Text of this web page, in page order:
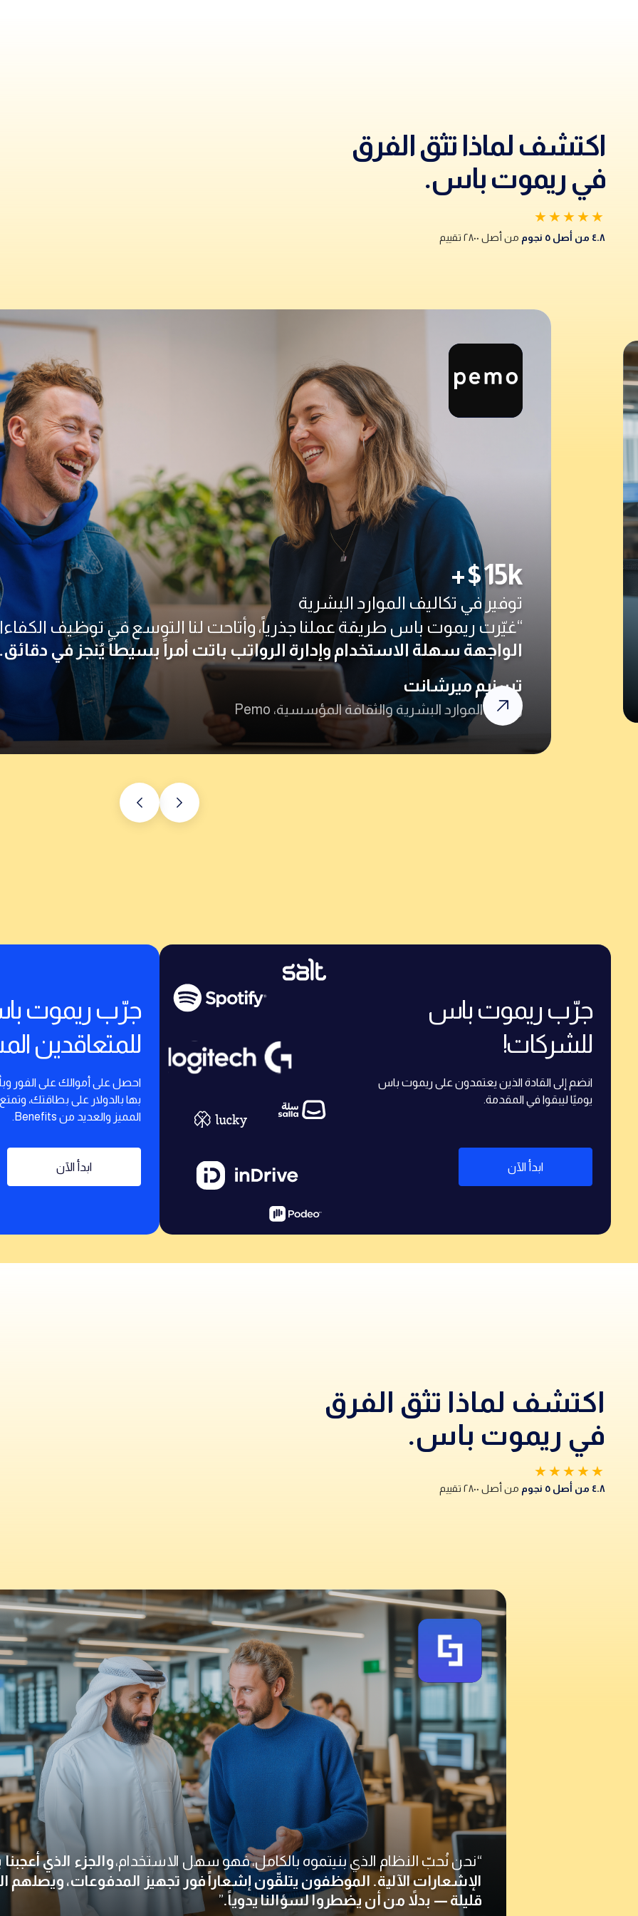
اكتشف لماذا تثق الفرق
في ريموت باس.
★★★★★
٤.٨ من أصل ٥ نجوم من أصل ٢٨٠٠ تقييم
+$15k
توفير في تكاليف الموارد البشرية
“غيّرت ريموت باس طريقة عملنا جذرياً، وأتاحت لنا التوسع في توظيف
الواجهة سهلة الاستخدام وإدارة الرواتب باتت أمراً بسيطاً يُنجز في دقائق.”
تسنيم ميرشانت
رئيسة الموارد البشرية والثقافة المؤسسية، Pemo
جرّب ريموت باس
للشركات!
انضم إلى القادة الذين يعتمدون على ريموت باس
يوميًا ليبقوا في المقدمة.
ابدأ الآن
جرّب ريموت
للمتعاقدين
احصل على أموالك على الفور
بها بالدولار على بطاقتك،
المميز والعديد من Benefits.
ابدأ الآن
اكتشف لماذا تثق الفرق
في ريموت باس.
★★★★★
٤.٨ من أصل ٥ نجوم من أصل ٢٨٠٠ تقييم
“نحن نُحبّ النظام الذي بنيتموه بالكامل، فهو سهل الاستخدام،والجزء الذي
الإشعارات الآلية. الموظفون يتلقّون إشعاراً فور تجهيز المدفوعات، ويصلهم
قليلة — بدلاً من أن يضطروا لسؤالنا يدوياً.”